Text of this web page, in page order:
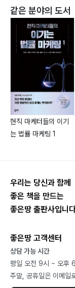
‘리치트랙-부자
로 쓰여졌다.
열정적이지 못
열정은 모든 요
‘리치트랙-부자
모두를 이루도록
- Mr.Passion
168 _ 인생의 목
169 _ 지금 바로
170 _ 연습을 많
171 _ 당신이 세
172 _ 현금흐름의
173 _ 리치트랙-
치
174 _ 지방, 1억
175 _ 캐시플로
176 _ Mr.
179 _ 갈 길을 정
180 _ 실패해도
수 있었다
182 _ 거스를 수
183 _ 내가 가장
184 _ 모든 패스
185 _ 어려운 싸
같은 분야의 도서
현직 마케터들의 이기
는 법률 마케팅 1
우리는 당신과 함께
좋은 책을 만드는
좋은땅 출판사입니
좋은땅 고객센터
상담 가능 시간
평일 오전 9시 ~ 오후
주말, 공휴일은 이메일